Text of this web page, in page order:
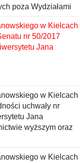
poza Wydziałami
w Kielcach
nr 50/2017
Jana
w Kielcach
uchwały nr
Jana
wyższym oraz
w Kielcach